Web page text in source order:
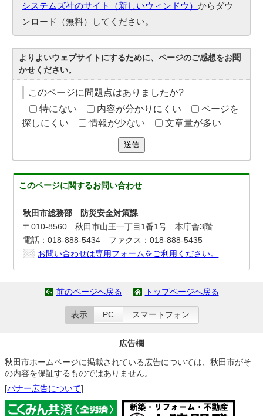
システムズ社のサイト（新しいウィンドウ）からダウ
ンロード（無料）してください。
よりよいウェブサイトにするために、ページのご感想をお聞
かせください。
このページに問題点はありましたか?
特にない
内容が分かりにくい
ページを
探しにくい
情報が少ない 文章量が多い
送信
このページに関するお問い合わせ
秋田市総務部 防災安全対策課
〒010-8560 秋田市山王一丁目1番1号 本庁舎3階
電話：018-888-5434 ファクス：018-888-5435
お問い合わせは専用フォームをご利用ください。
前のページへ戻る トップページへ戻る
表示 PC スマートフォン
広告欄
秋田市ホームページに掲載されている広告については、秋田市がそ
の内容を保証するものではありません。
[バナー広告について]